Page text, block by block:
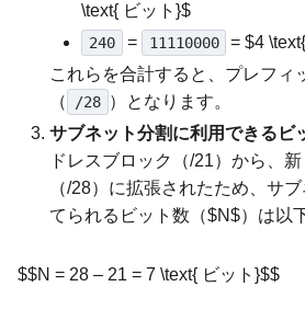
\text{ ビット}$
240 = 11110000
= $4
これらを合計すると、プレフィ
（
/28 ）となります。
サブネット分割に利用できるビ
ドレスブロック（/21）から、
（/28）に拡張されたため、サ
てられるビット数（$N$）は以
$$N = 28 – 21 = 7 \text{ ビット}$$